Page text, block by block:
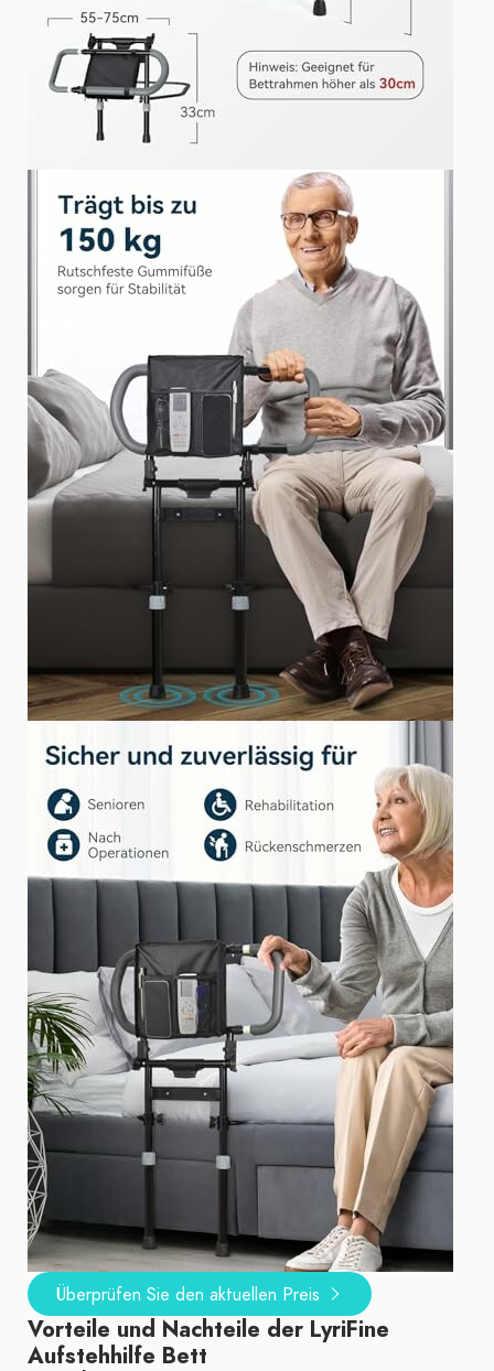
Überprüfen Sie den aktuellen Preis
Vorteile und Nachteile der LyriFine
Aufstehhilfe Bett